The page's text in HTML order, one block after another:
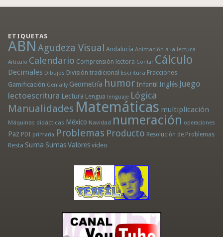
ETIQUETAS
ABN Agudeza Visual Andalucía Animación a la lectura
Artículo Calendario Comprensión lectora Contar Cálculo
Decimales Dibujos División tradicional Escritura Fracciones
Gamificación Genially Geometría humor Infantil Inglés Juego
lectoescritura Lectura Lengua lenguaje Lógica
Manualidades Matemáticas multiplicación
Máquinas didácticas México Navidad numeración operaciones
Paz PDI primaria Problemas Producto Resolución de Problemas
Resta Suma Sumas Valores vídeo